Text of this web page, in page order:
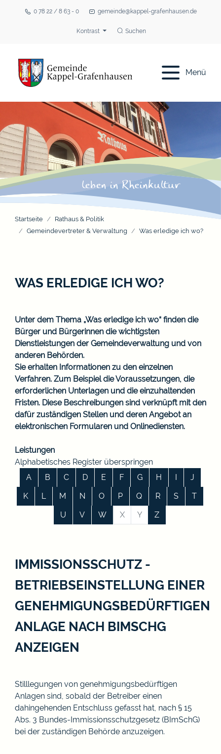
0 78 22 / 8 63 - 0 gemeinde@kappel-grafenhausen.de
Kontrast Suchen
Menü
Startseite
Rathaus & Politik
Gemeindevertreter & Verwaltung
Was erledige ich wo?
WAS ERLEDIGE ICH WO?
Unter dem Thema „Was erledige ich wo“ finden die
Bürger und Bürgerinnen die wichtigsten
Dienstleistungen der Gemeindeverwaltung und von
anderen Behörden.
Sie erhalten Informationen zu den einzelnen
Verfahren. Zum Beispiel die Voraussetzungen, die
erforderlichen Unterlagen und die einzuhaltenden
Fristen. Diese Beschreibungen sind verknüpft mit den
dafür zuständigen Stellen und deren Angebot an
elektronischen Formularen und Onlinediensten.
Leistungen
Alphabetisches Register überspringen
A
B C D E F G H I
J
K
L M N O P Q R S
T
U
V W X Y Z
IMMISSIONSSCHUTZ -
BETRIEBSEINSTELLUNG EINER
GENEHMIGUNGSBEDÜRFTIGEN
ANLAGE NACH BIMSCHG
ANZEIGEN
Stilllegungen von genehmigungsbedürftigen
Anlagen sind, sobald der Betreiber einen
dahingehenden Entschluss gefasst hat, nach § 15
Abs. 3 Bundes-Immissionsschutzgesetz (BImSchG)
bei der zuständigen Behörde anzuzeigen.